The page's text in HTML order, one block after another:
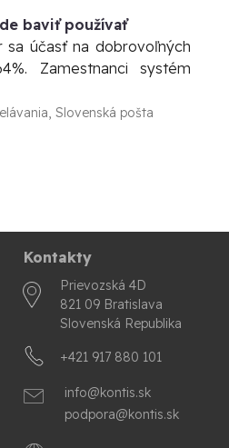
baviť používať
sa účasť na dobrovoľných
Zamestnanci systém
Slovenská pošta
Kontakty
Prievozská 4D
821 09 Bratislava
Slovenská Republika
+421 917 880 101
info@kontis.sk
podpora@kontis.sk